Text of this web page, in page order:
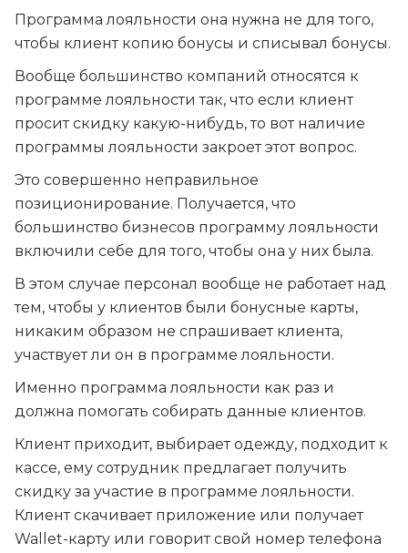
Программа лояльности она нужна не для того,
чтобы клиент копию бонусы и списывал бонусы.
Вообще большинство компаний относятся к
программе лояльности так, что если клиент
просит скидку какую-нибудь, то вот наличие
программы лояльности закроет этот вопрос.
Это совершенно неправильное
позиционирование. Получается, что
большинство бизнесов программу лояльности
включили себе для того, чтобы она у них была.
В этом случае персонал вообще не работает над
тем, чтобы у клиентов были бонусные карты,
никаким образом не спрашивает клиента,
участвует ли он в программе лояльности.
Именно программа лояльности как раз и
должна помогать собирать данные клиентов.
Клиент приходит, выбирает одежду, подходит к
кассе, ему сотрудник предлагает получить
скидку за участие в программе лояльности.
Клиент скачивает приложение или получает
Wallet-карту или говорит свой номер телефона